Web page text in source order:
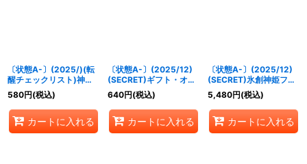
〔状態A-〕(2025/)(転
醒チェックリスト)神産
ノ大醒獣オオヤシマ/黄
泉ノ醒獣帝ヨモツオオカ
ミ【-】{BS55-TX02}
《紫》
580円(税込)
カートに入れる
〔状態A-〕(2025/12)
(SECRET)ギフト・オ
ブ・ザ・ナイル/クレオ
パトラス・オリジン【転
醒X-SEC】{BSC47-
RVTX06a/BSC47-
RVTX06b}《黄》
640円(税込)
カートに入れる
〔状態A-〕(2025/12)
(SECRET)氷創神姫フレ
ミア【X-SEC】
{BSC47-X02}《白》
5,480円(税込)
カートに入れる